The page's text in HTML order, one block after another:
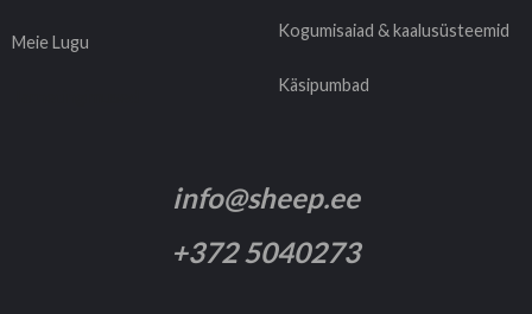
Meie Lugu
Kogumisaiad & kaalusüsteemid
Käsipumbad
info@sheep.ee
+372 5040273